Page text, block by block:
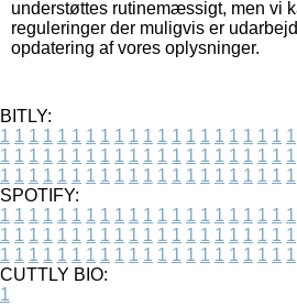
understøttes rutinemæssigt, men vi
reguleringer der muligvis er
opdatering af vores oplysninger.
BITLY:
1 1 1 1 1 1 1 1 1 1 1 1 1 1 1 1 1 1 1 1 1
1 1 1 1 1 1 1 1 1 1 1 1 1 1 1 1 1 1 1 1 1
1 1 1 1 1 1 1 1 1 1 1 1 1 1 1 1 1 1 1 1 1
SPOTIFY:
1 1 1 1 1 1 1 1 1 1 1 1 1 1 1 1 1 1 1 1 1
1 1 1 1 1 1 1 1 1 1 1 1 1 1 1 1 1 1 1 1 1
1 1 1 1 1 1 1 1 1 1 1 1 1 1 1 1 1 1 1 1 1
CUTTLY BIO:
1